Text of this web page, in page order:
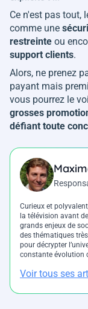
Ce n'est pas tout,
comme une
restreinte ou
support clients.
Alors, ne prenez
payant mais
vous pourrez le
grosses
défiant toute
Curieux et
la télévision avant
grands enjeux de
des thématiques
pour décrypter
constante évolution
Voir tous ses